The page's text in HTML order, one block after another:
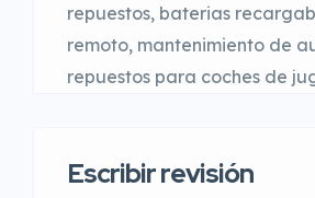
repuestos, baterias
remoto, mantenimiento de
repuestos para coches de
Escribir revisión